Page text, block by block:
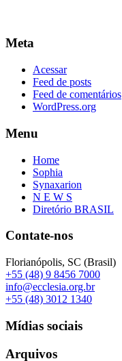
Meta
Acessar
Feed de posts
Feed de comentários
WordPress.org
Menu
Home
Sophia
Synaxarion
N E W S
Diretório BRASIL
Contate-nos
Florianópolis, SC (Brasil)
+55 (48) 9 8456 7000
info@ecclesia.org.br
+55 (48) 3012 1340
Mídias sociais
Arquivos